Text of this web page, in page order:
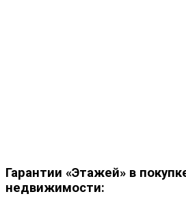
Гарантии «Этажей» в
недвижимости: